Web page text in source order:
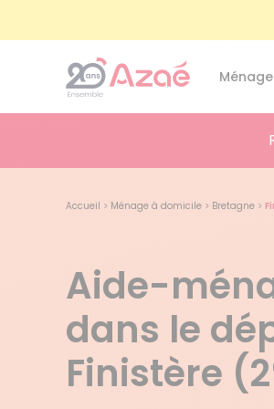
Accueil > Ménage à domicile > Bretagne >
Aide-
dans le
Finistère